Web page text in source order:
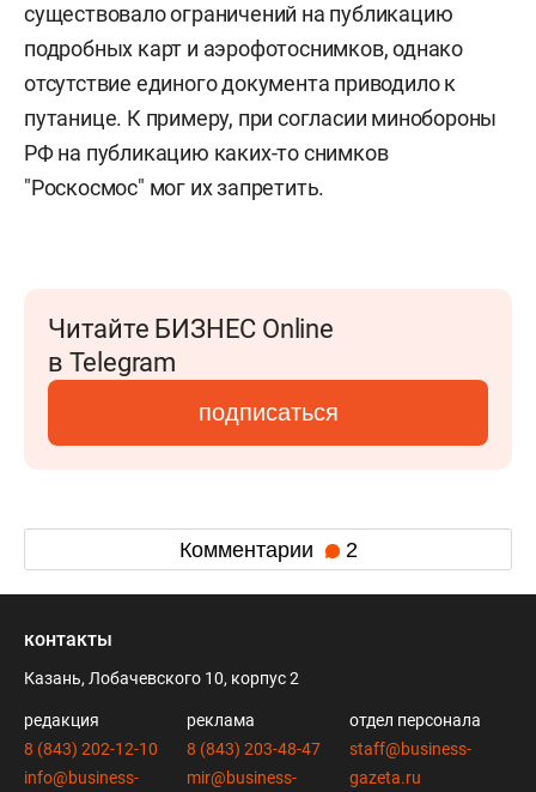
существовало ограничений на публикацию
подробных карт и аэрофотоснимков, однако
отсутствие единого документа приводило к
путанице. К примеру, при согласии минобороны
РФ на публикацию каких-то снимков
"Роскосмос" мог их запретить.
Читайте БИЗНЕС Online
в Telegram
подписаться
Комментарии 2
контакты
Казань, Лобачевского 10, корпус 2
редакция
8 (843) 202-12-10
info@business-
реклама
8 (843) 203-48-47
mir@business-
отдел персонала
staff@business-
gazeta.ru